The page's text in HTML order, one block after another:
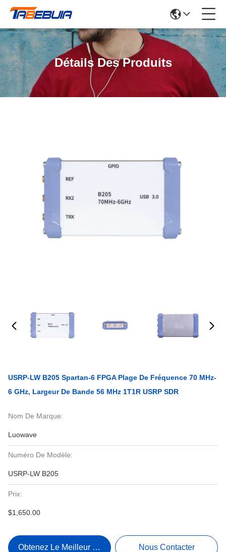
Détails Des Produits
USRP-LW B205 Spartan-6 FPGA Plage De Fréquence 70 MHz-
6 GHz, Largeur De Bande 56 MHz 1T1R USRP SDR
Nom De Marque:
Luowave
Numéro De Modèle:
USRP-LW B205
Prix:
$1,650.00
Obtenez Le Meilleur Prix Nous Contacter